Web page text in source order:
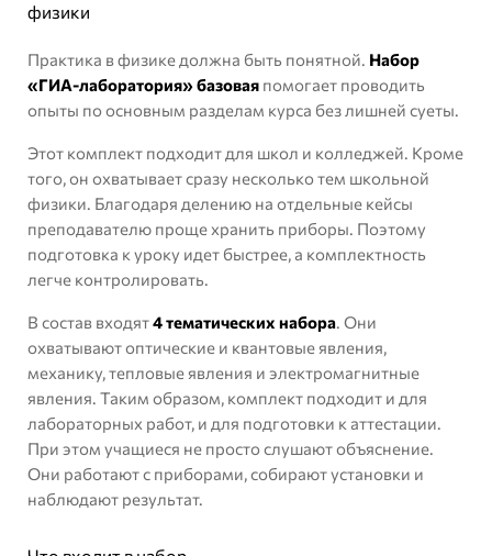
физики
Практика в физике должна быть понятной. Набор
«ГИА-лаборатория» базовая помогает проводить
опыты по основным разделам курса без лишней суеты.
Этот комплект подходит для школ и колледжей. Кроме
того, он охватывает сразу несколько тем школьной
физики. Благодаря делению на отдельные кейсы
преподавателю проще хранить приборы. Поэтому
подготовка к уроку идет быстрее, а комплектность
легче контролировать.
В состав входят4 тематических набора. Они
охватывают оптические и квантовые явления,
механику, тепловые явления и электромагнитные
явления. Таким образом, комплект подходит и для
лабораторных работ, и для подготовки к аттестации.
При этом учащиеся не просто слушают объяснение.
Они работают с приборами, собирают установки и
наблюдают результат.